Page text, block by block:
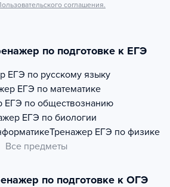
соглашения.
по подготовке к ЕГЭ
ЕГЭ по русскому языку
ЕГЭ по математике
ЕГЭ по обществознанию
ЕГЭ по биологии
Тренажер ЕГЭ по физике
Все предметы
по подготовке к ОГЭ